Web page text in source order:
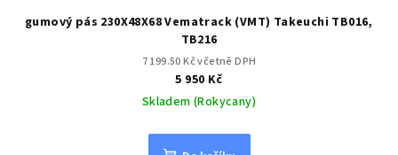
gumový pás 230X48X68 Vematrack (VMT) Takeuchi TB016,
TB216
7 199.50 Kč včetně DPH
5 950 Kč
Skladem (Rokycany)